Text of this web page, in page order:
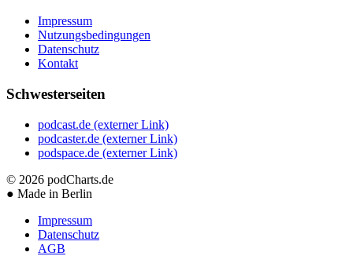
Impressum
Nutzungsbedingungen
Datenschutz
Kontakt
Schwesterseiten
podcast.de (externer Link)
podcaster.de (externer Link)
podspace.de (externer Link)
© 2026 podCharts.de
● Made in Berlin
Impressum
Datenschutz
AGB